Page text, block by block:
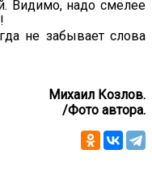
Видимо, надо смелее
не забывает слова
Михаил Козлов.
/Фото автора.